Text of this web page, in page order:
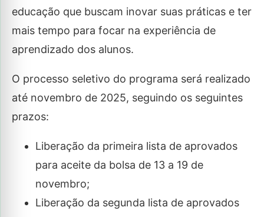
educação que buscam inovar suas práticas e ter
mais tempo para focar na experiência de
aprendizado dos alunos.
O processo seletivo do programa será realizado
até novembro de 2025, seguindo os seguintes
prazos:
Liberação da primeira lista de aprovados
para aceite da bolsa de 13 a 19 de
novembro;
Liberação da segunda lista de aprovados